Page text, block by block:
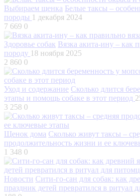
Выбираем щенка Белые таксы –
породы 1 декабря 2024
7 669 0
Здоровье собак Вязка акита-ину – как
породу 18 ноября 2025
2 860 0
Уход и содержание Сколько длится
этапы и помощь собаке в этот период
3 258 0
Щенок дома Сколько живут таксы –
продолжительность жизни и ее
1 348 0
Новости Сити-го-сан для собак: как
праздник детей превратился в ритуал